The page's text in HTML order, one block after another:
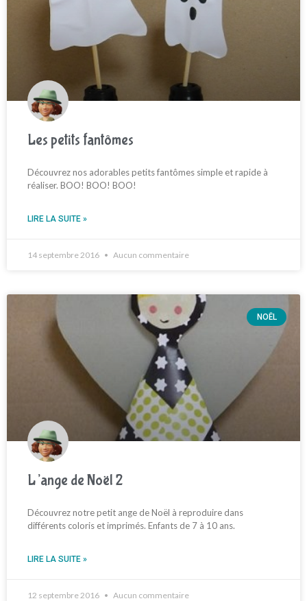
Les petits fantômes
Découvrez nos adorables petits fantômes simple et rapide à
réaliser. BOO! BOO! BOO!
LIRE LA SUITE »
14 septembre 2016 Aucun commentaire
NOËL
L’ange de Noël 2
Découvrez notre petit ange de Noël à reproduire dans
différents coloris et imprimés. Enfants de 7 à 10 ans.
LIRE LA SUITE »
12 septembre 2016 Aucun commentaire